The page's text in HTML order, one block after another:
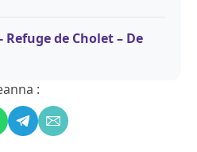
Refuge de Cholet – De
: